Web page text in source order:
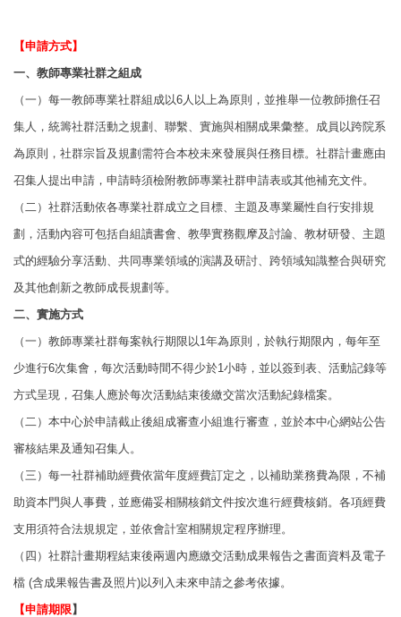
【申請方式】
一、教師專業社群之組成
（一）每一教師專業社群組成以6人以上為原則，並推舉一位教師擔任召
集人，統籌社群活動之規劃、聯繫、實施與相關成果彙整。成員以跨院系
為原則，社群宗旨及規劃需符合本校未來發展與任務目標。社群計畫應由
召集人提出申請，申請時須檢附教師專業社群申請表或其他補充文件。
（二）社群活動依各專業社群成立之目標、主題及專業屬性自行安排規
劃，活動內容可包括自組讀書會、教學實務觀摩及討論、教材研發、主題
式的經驗分享活動、 共同專業領域的演講及研討、跨領域知識整合與研究
及其他創新之教師成長規劃等。
二、實施方式
（一）教師專業社群每案執行期限以1年為原則，於執行期限內，每年至
少進行6次集會，每次活動時間不得少於1小時，並以簽到表、活動記錄等
方式呈現，召集人 應於每次活動結束後繳交當次活動紀錄檔案。
（二）本中心於申請截止後組成審查小組進行審查，並於本中心網站公告
審核結果及通知召集人。
（三）每一社群補助經費依當年度經費訂定之，以補助業務費為限，不補
助資本門與人事費，並應備妥相關核銷文件按次進行經費核銷。各項經費
支用須符合法規規定，並依會計室相關規定程序辦理。
（四）社群計畫期程結束後兩週內應繳交活動成果報告之書面資料及電子
檔 (含成果報告書及照片)以列入未來申請之參考依據。
【申請期限】